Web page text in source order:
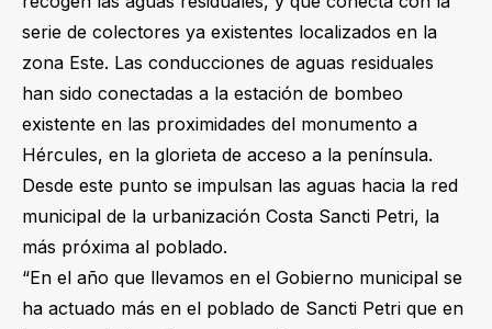
serie de colectores ya existentes localizados en la
zona Este. Las conducciones de aguas residuales
han sido conectadas a la estación de bombeo
existente en las proximidades del monumento a
Hércules, en la glorieta de acceso a la península.
Desde este punto se impulsan las aguas hacia la red
municipal de la urbanización Costa Sancti Petri, la
más próxima al poblado.
“En el año que llevamos en el Gobierno municipal se
ha actuado más en el poblado de Sancti Petri que en